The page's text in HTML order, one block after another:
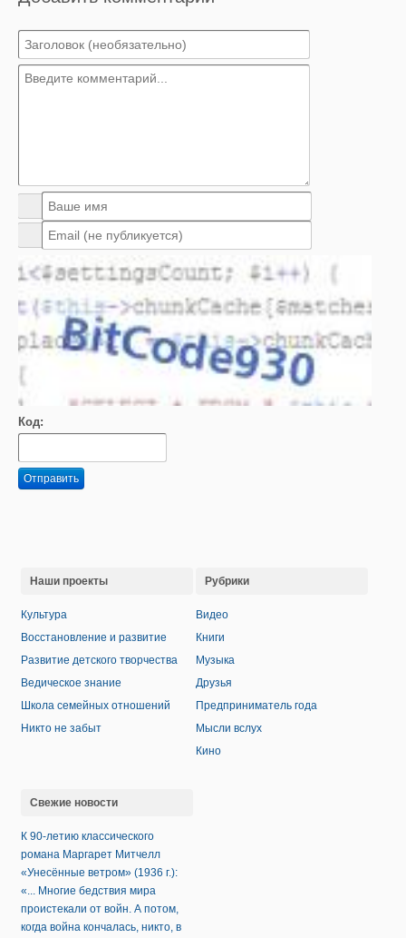
Код:
Отправить
Наши проекты
Культура
Восстановление и развитие
Развитие детского творчества
Ведическое знание
Школа семейных отношений
Никто не забыт
Рубрики
Видео
Книги
Музыка
Друзья
Предприниматель года
Мысли вслух
Кино
Свежие новости
К 90-летию классического
романа Маргарет Митчелл
«Унесённые ветром» (1936 г.):
«... Многие бедствия мира
проистекали от войн. А потом,
когда война кончалась, никто, в